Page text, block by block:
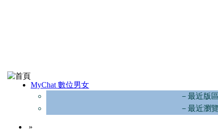
MyChat 數位男女
－最近版
－最近瀏
»